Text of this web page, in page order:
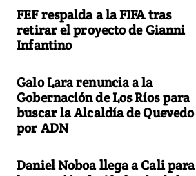
FEF respalda a la FIFA tras
retirar el proyecto de Gianni
Infantino
Galo Lara renuncia a la
Gobernación de Los Ríos para
buscar la Alcaldía de Quevedo
por ADN
Daniel Noboa llega a Cali para